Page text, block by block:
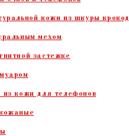
кожи из шкуры
мехом
застежке
из кожи для телефонов